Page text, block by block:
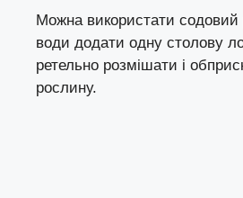
Можна використати содовий
води додати одну столову
ретельно розмішати і
рослину.